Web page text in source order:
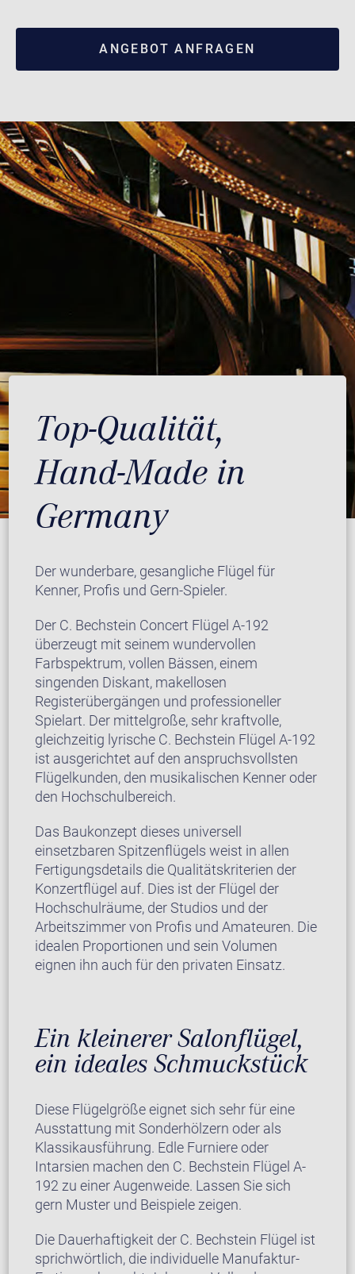
ANGEBOT ANFRAGEN
Top-Qualität,
Hand-Made in
Germany
Der wunderbare, gesangliche Flügel für
Kenner, Profis und Gern-Spieler.
Der C. Bechstein Concert Flügel A-192
überzeugt mit seinem wundervollen
Farbspektrum, vollen Bässen, einem
singenden Diskant, makellosen
Registerübergängen und professioneller
Spielart. Der mittelgroße, sehr kraftvolle,
gleichzeitig lyrische C. Bechstein Flügel A-192
ist ausgerichtet auf den anspruchsvollsten
Flügelkunden, den musikalischen Kenner oder
den Hochschulbereich.
Das Baukonzept dieses universell
einsetzbaren Spitzenflügels weist in allen
Fertigungsdetails die Qualitätskriterien der
Konzertflügel auf. Dies ist der Flügel der
Hochschulräume, der Studios und der
Arbeitszimmer von Profis und Amateuren. Die
idealen Proportionen und sein Volumen
eignen ihn auch für den privaten Einsatz.
Ein kleinerer Salonflügel,
ein ideales Schmuckstück
Diese Flügelgröße eignet sich sehr für eine
Ausstattung mit Sonderhölzern oder als
Klassikausführung. Edle Furniere oder
Intarsien machen den C. Bechstein Flügel A-
192 zu einer Augenweide. Lassen Sie sich
gern Muster und Beispiele zeigen.
Die Dauerhaftigkeit der C. Bechstein Flügel ist
sprichwörtlich, die individuelle Manufaktur-